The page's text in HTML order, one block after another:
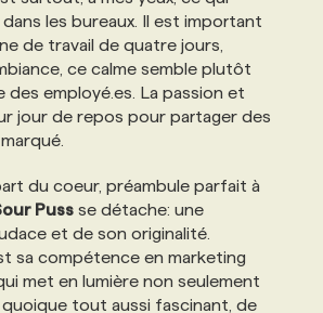
les bureaux. Il est important
de travail de quatre jours,
ce calme semble plutôt
employé.es. La passion et
jour de repos pour partager des
du coeur, préambule parfait à
Puss se détache: une
et de son originalité.
sa compétence en marketing
met en lumière non seulement
tout aussi fascinant, de